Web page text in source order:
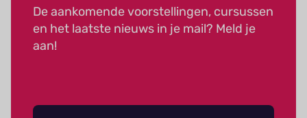
De aankomende voorstellingen, cursussen
en het laatste nieuws in je mail? Meld je
aan!